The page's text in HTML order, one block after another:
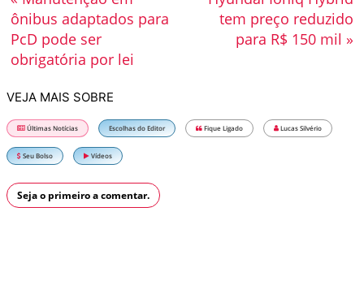
tem preço reduzido
para R$ 150 mil »
ônibus adaptados para
PcD pode ser
obrigatória por lei
VEJA MAIS SOBRE
Últimas Notícias Escolhas do Editor Fique Ligado Lucas Silvério
Seu Bolso Vídeos
Seja o primeiro a comentar.